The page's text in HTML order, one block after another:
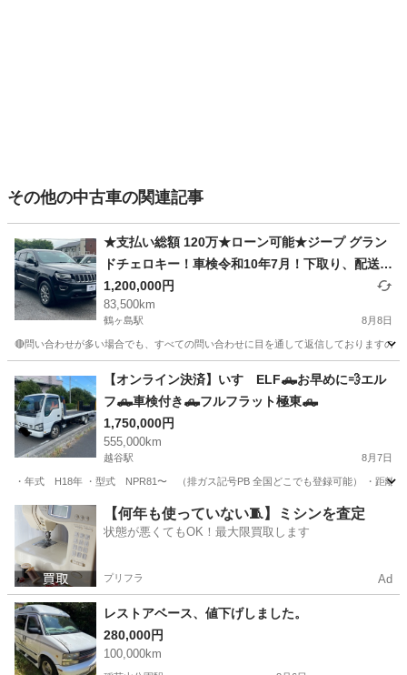
その他の中古車の関連記事
★支払い総額 120万★ローン可能★ジープ グラン
ドチェロキー！車検令和10年7月！下取り、配送可
能！
1,200,000円
83,500km
鶴ヶ島駅 8月8日
🔴問い合わせが多い場合でも、すべての問い合わせに目を通して返信しております
鶴ヶ島駅 その他 車両
【オンライン決済】いすゞELF🛻お早めに💨エル
フ🛻車検付き🛻フルフラット極東🛻
1,750,000円
555,000km
越谷駅 8月7日
・年式 H18年 ・型式 NPR81〜 （排ガス記号PB 全国どこでも登録可能） ・距
埼玉 越谷市 越谷駅 その他
【何年も使っていない🧵】ミシンを査定
状態が悪くてもOK！最大限買取します
プリフラ Ad
レストアベース、値下げしました。
280,000円
100,000km